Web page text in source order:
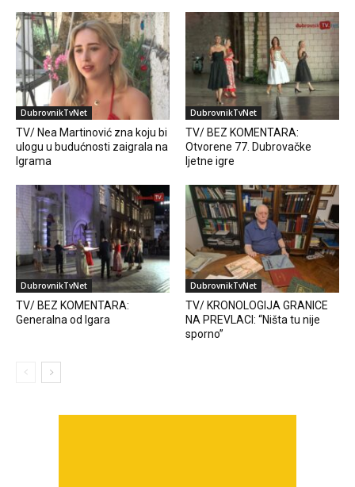
DubrovnikTvNet
TV/ Nea Martinović zna koju bi
ulogu u budućnosti zaigrala na
Igrama
DubrovnikTvNet
TV/ BEZ KOMENTARA:
Otvorene 77. Dubrovačke
ljetne igre
DubrovnikTvNet
TV/ BEZ KOMENTARA:
Generalna od Igara
DubrovnikTvNet
TV/ KRONOLOGIJA GRANICE
NA PREVLACI: “Ništa tu nije
sporno”